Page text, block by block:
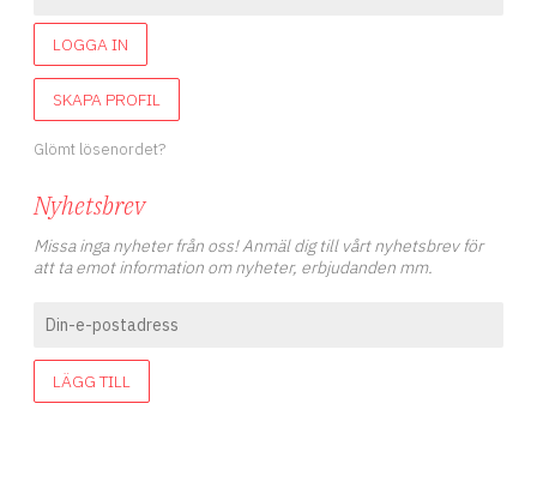
LOGGA IN
SKAPA PROFIL
Glömt lösenordet?
Nyhetsbrev
Missa inga nyheter från oss! Anmäl dig till vårt nyhetsbrev för
att ta emot information om nyheter, erbjudanden mm.
LÄGG TILL